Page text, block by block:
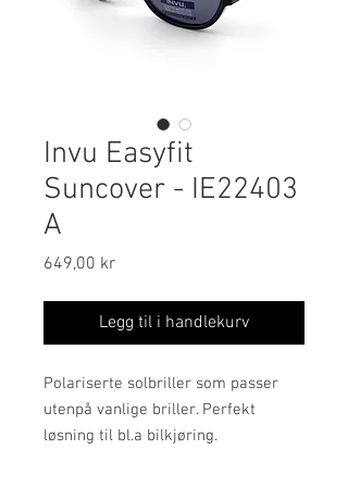
Invu Easyfit
Suncover - IE22403
A
649,00 krPris
Legg til i handlekurv
Polariserte solbriller som passer
utenpå vanlige briller. Perfekt
løsning til bl.a bilkjøring.